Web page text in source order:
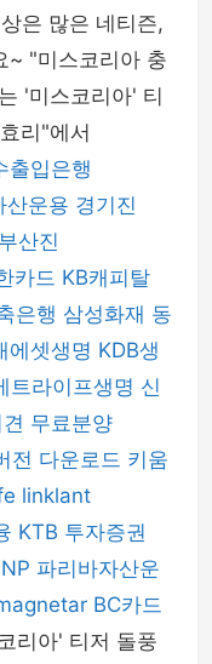
은 많은 네티즌,
~ "미스코리아 충
'미스코리아' 티
리"에서
출입은행
산운용 경기진
부산진
카드 KB캐피탈
은행 삼성화재 동
에셋생명 KDB생
트라이프생명 신
무료분양
전 다운로드 키움
linklant
KTB 투자증권
파리바자산운
BC카드
리아' 티저 돌풍